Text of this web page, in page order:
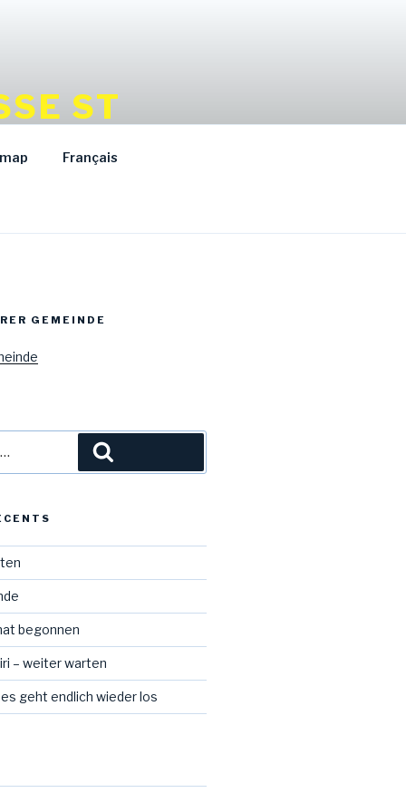
ST
Français
GEMEINDE
begonnen
– weiter warten
geht endlich wieder los